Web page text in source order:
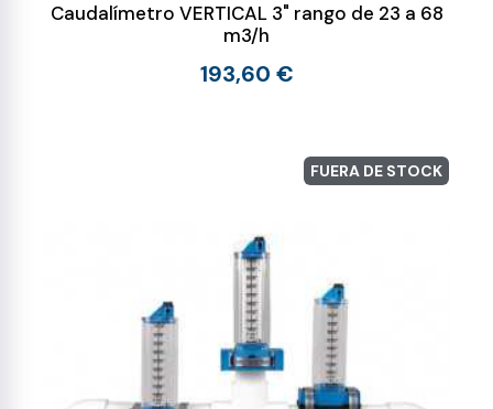
Caudalímetro VERTICAL 3" rango de 23 a 68
m3/h
193,60 €
FUERA DE STOCK